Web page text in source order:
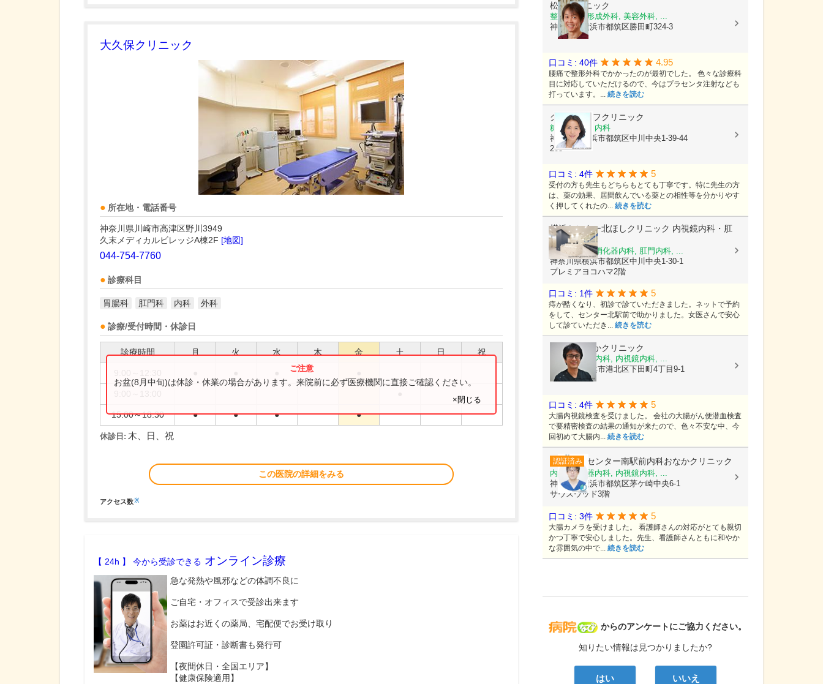
大久保クリニック
所在地・電話番号
神奈川県川崎市高津区野川3949
久末メディカルビレッジA棟2F [地図]
044-754-7760
診療科目
胃腸科 肛門科 内科 外科
診療/受付時間・休診日
診療時間 月 火 水 木 金 土 日 祝
15:00～18:30 ● ● ● ●
お盆(8月中旬)は休診・休業の場合があります。来院前に必ず医療機関に直接ご確認ください。
×閉じる
休診日: 木、日、祝
この医院の詳細をみる
アクセス数※
【 24h 】 今から受診できる オンライン診療
急な発熱や風邪などの体調不良に
ご自宅・オフィスで受診出来ます
お薬はお近くの薬局、宅配便でお受け取り
登園許可証・診断書も発行可
【夜間休日・全国エリア】
【健康保険適用】
病院なび
からのアンケートにご協力ください。
知りたい情報は見つかりましたか?
はい いいえ
松井クリニック
整形外科, 形成外科, 美容外科, ...
神奈川県横浜市都筑区勝田町324-3
口コミ: 40件 4.95
腰痛で整形外科でかかったのが最初でした。 色々な診療科
目に対応していただけるので、今はプラセンタ注射なども
打っています。... 続きを読む
グッドライフクリニック
糖尿病内科, 内科
神奈川県横浜市都筑区中川中央1-39-44
203
口コミ: 4件 5
受付の方も先生もどちらもとても丁寧です。特に先生の方
は、薬の効果、居間飲んでいる薬との相性等を分かりやす
く押してくれたの... 続きを読む
横浜センター北ほしクリニック 内視鏡内科・肛
門外科
内視鏡内科, 消化器内科, 肛門内科, ...
神奈川県横浜市都筑区中川中央1-30-1
プレミアヨコハマ2階
口コミ: 1件 5
痔が酷くなり、初診で診ていただきました。ネットで予約
をして、センター北駅前で助かりました。女医さんで安心
して診ていただき... 続きを読む
日吉おおつかクリニック
内科, 消化器内科, 内視鏡内科, ...
神奈川県横浜市港北区下田町4丁目9-1
口コミ: 4件 5
大腸内視鏡検査を受けました。 会社の大腸がん便潜血検査
で要精密検査の結果の通知が来たので、色々不安な中、今
回初めて大腸内... 続きを読む
認証済み センター南駅前内科おなかクリニック
内科, 消化器内科, 内視鏡内科, ...
神奈川県横浜市都筑区茅ケ崎中央6-1
サウスウッド3階
口コミ: 3件 5
大腸カメラを受けました。 看護師さんの対応がとても親切
かつ丁寧で安心しました。先生、看護師さんともに和やか
な雰囲気の中で... 続きを読む